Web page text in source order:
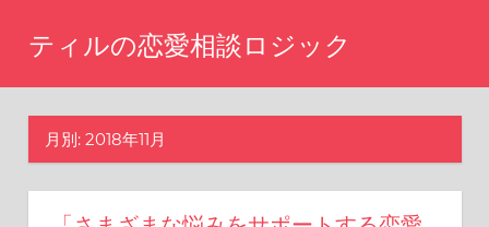
ティルの恋愛相談ロジック
に
月別: 2018年11月